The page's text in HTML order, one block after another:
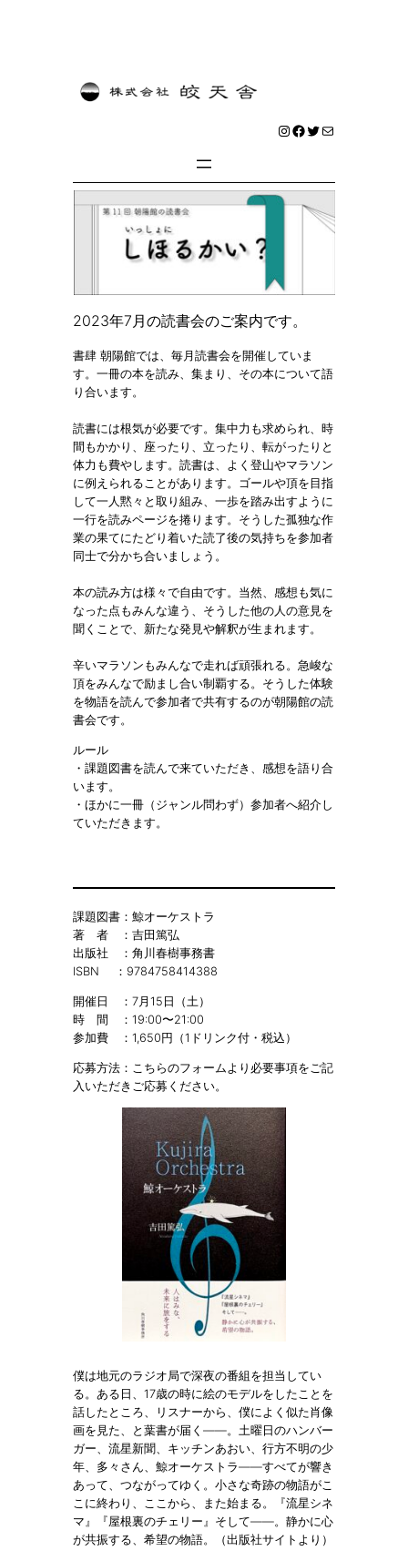
Instagram
Facebook
Twitter
メール
2023年7月の読書会のご案内です。
書肆 朝陽館では、毎月読書会を開催していま
す。一冊の本を読み、集まり、その本について語
り合います。
読書には根気が必要です。集中力も求められ、時
間もかかり、座ったり、立ったり、転がったりと
体力も費やします。読書は、よく登山やマラソン
に例えられることがあります。ゴールや頂を目指
して一人黙々と取り組み、一歩を踏み出すように
一行を読みページを捲ります。そうした孤独な作
業の果てにたどり着いた読了後の気持ちを参加者
同士で分かち合いましょう。
本の読み方は様々で自由です。当然、感想も気に
なった点もみんな違う、そうした他の人の意見を
聞くことで、新たな発見や解釈が生まれます。
辛いマラソンもみんなで走れば頑張れる。急峻な
頂をみんなで励まし合い制覇する。そうした体験
を物語を読んで参加者で共有するのが朝陽館の読
書会です。
ルール
・課題図書を読んで来ていただき、感想を語り合
います。
・ほかに一冊（ジャンル問わず）参加者へ紹介し
ていただきます。
課題図書：鯨オーケストラ
著 者 ：吉田篤弘
出版社 ：角川春樹事務書
ISBN ：9784758414388
開催日 ：7月15日（土）
時 間 ：19:00〜21:00
参加費 ：1,650円（1ドリンク付・税込）
応募方法：こちらのフォームより必要事項をご記
入いただきご応募ください。
僕は地元のラジオ局で深夜の番組を担当してい
る。ある日、17歳の時に絵のモデルをしたことを
話したところ、リスナーから、僕によく似た肖像
画を見た、と葉書が届く――。土曜日のハンバー
ガー、流星新聞、キッチンあおい、行方不明の少
年、多々さん、鯨オーケストラ――すべてが響き
あって、つながってゆく。小さな奇跡の物語がこ
こに終わり、ここから、また始まる。『流星シネ
マ』『屋根裏のチェリー』そして――。静かに心
が共振する、希望の物語。（出版社サイトより）